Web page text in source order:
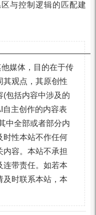
与控制逻辑的匹配建
媒体，目的在于传
其观点，其原创性
(包括内容中涉及的
主创作的内容表
中全部或者部分内
时性本站不作任何
内容。本站不承担
连带责任。如若本
及时联系本站，本